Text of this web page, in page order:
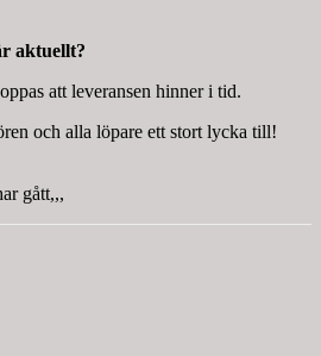
aktuellt?
att leveransen hinner i tid.
och alla löpare ett stort lycka till!
gått,,,